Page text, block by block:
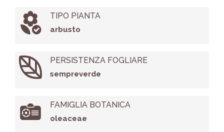
TIPO PIANTA
arbusto
PERSISTENZA FOGLIARE
sempreverde
FAMIGLIA BOTANICA
oleaceae